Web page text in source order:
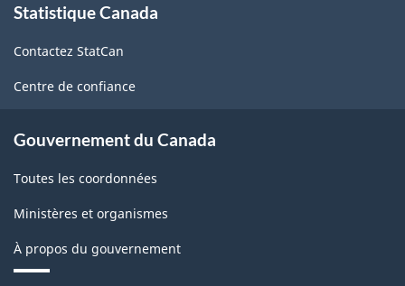
propos
ce
site
Statistique Canada
Contactez StatCan
Centre de confiance
Gouvernement du Canada
Toutes les coordonnées
Ministères et organismes
À propos du gouvernement